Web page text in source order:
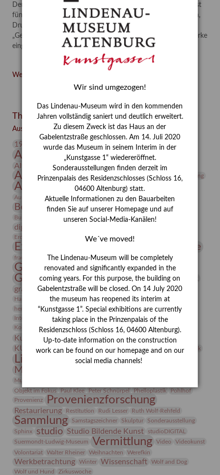
Der Künstler Gerhard Altenbourg (1926–1989) schuf über fast
fünf Jahrzehnte einen faszinierenden Kosmos an Zeichnungen,
Druckgrafiken, Objekten und Gedichten. In der losen Reihe
„Gerhard Altenbourg im Detail“ werden einige seiner Kunstwerke
eingehender besprochen und gedeutet.
Weiterlesen …
Altenbourg
Detail
//1
-
Betrachtung
der
Unendlichkeit
Themen
Ausgewählte Auszeichnungen zurücksetzen
19. Jahrhundert 20. Jahrhundert
Altenburg
Altenburger Museen
Altenburger Praxisjahr Altenburger Schlossberg
Antike Architektur Archiv Archäologie Asta Gröting
Ausstellung
Ausstellung "Berliner Blätter"
Ausstellung „Vier Winde“
Bauhaus Berlin in den Zwanziger Jahren
Bernhard August von Lindenau Bibliothek
Burg Posterstein Conrad Felixmüller Depot Der Blaue Reiter
digitallabor
Erdmann Julius Dietrich
Erlebnisportal estrusker
Expressionismus Fotografie
frauen Frauen in der Antike und heute
Gerhard-Altenbourg-Preis
Gerhard Altenbourg
Gerhard Kurt Müller
Grafik
grafische sammlung griechische Mythologie
Hanns-Conon von der Gabelentz Heinrich Kirchhoff Heldinnen
herman de vries Humboldt
Insekten
Integriertes Schädlingsmanagement
Italien Jahresempfang
Kolosseum
Kooperationsausstellung Korkmodelle Kunst
Kunstmuseum Kunstvermittlung Kunst von Kühl
KUNSTWAND Kurs Künstler Künstlerin Lehmbruck
Lindenau-Museum Marstall Messeakademie
Museumsgeschichte
Museumspädagogik
Objekt im Fokus
Paul Klee Peter Schnürpel Phelloplastik
Pohlhof
Provenienz
Provenienzforschung
Restaurierung Restitution Rudi Lesser Ruth Wolf-Rehfeld
Sammlung Samstagszeichner Skulptur
Sonderausstellung
Sphinx
studio Studio Bildende Kunst
studioDIGITAL
Suermondt-Ludwig-Museum
Vermittlung Video
Videokunst
Volontariat
Walter Rheiner Weihnachten Werefkin
Werkbetrachtung Winter Wissenschaft
Wolf and Dog
Wolf und Hund
Zirkuswoche
Wir sind umgezogen!
Das Lindenau-Museum wird in den kommenden
Jahren vollständig saniert und deutlich erweitert.
Zu diesem Zweck ist das Haus an der
Gabelentzstraße geschlossen. Am 14. Juli 2020
wurde das Museum in seinem Interim in der
„Kunstgasse 1“ wiedereröffnet.
Sonderausstellungen finden derzeit im
Prinzenpalais des Residenzschlosses (Schloss 16,
04600 Altenburg) statt.
Aktuelle Informationen zu den Bauarbeiten
finden Sie auf unserer Homepage und auf
unseren Social-Media-Kanälen!
We´ve moved!
The Lindenau-Museum will be completely
renovated and significantly expanded in the
coming years. For this purpose, the building on
Gabelentzstraße will be closed. On 14 July 2020
the museum has reopened its interim at
“Kunstgasse 1”. Special exhibitions are currently
taking place in the Prinzenpalais of the
Residenzschloss (Schloss 16, 04600 Altenburg).
Up-to-date information on the construction
work can be found on our homepage and on our
social media channels!